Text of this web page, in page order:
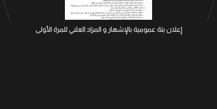
إعلان بتة عمومية بالإشهار و المزاد العلني للمرة الأولى